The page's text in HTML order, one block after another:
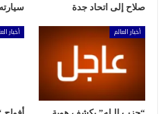
صلاح إلى اتحاد جدة
أخبار العالم أخبار